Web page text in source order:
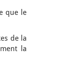
que le
de la
la